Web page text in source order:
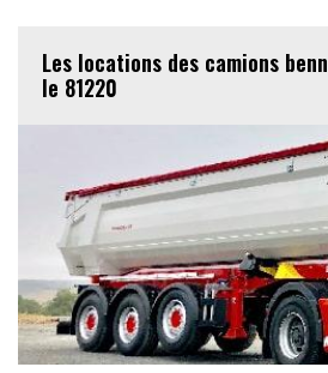
Les locations des camions
le 81220